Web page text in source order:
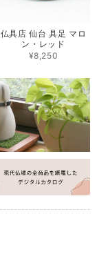
仏具店 仙台 具足 マロ
ン・レッド
¥8,250